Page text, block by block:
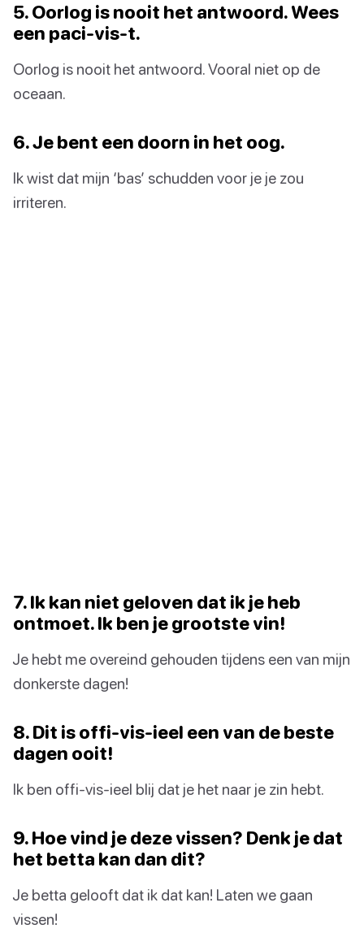
5. Oorlog is nooit het antwoord. Wees
een paci-vis-t.
Oorlog is nooit het antwoord. Vooral niet op de
oceaan.
6. Je bent een doorn in het oog.
Ik wist dat mijn ‘bas’ schudden voor je je zou
irriteren.
7. Ik kan niet geloven dat ik je heb
ontmoet. Ik ben je grootste vin!
Je hebt me overeind gehouden tijdens een van mijn
donkerste dagen!
8. Dit is offi-vis-ieel een van de beste
dagen ooit!
Ik ben offi-vis-ieel blij dat je het naar je zin hebt.
9. Hoe vind je deze vissen? Denk je dat
het betta kan dan dit?
Je betta gelooft dat ik dat kan! Laten we gaan
vissen!